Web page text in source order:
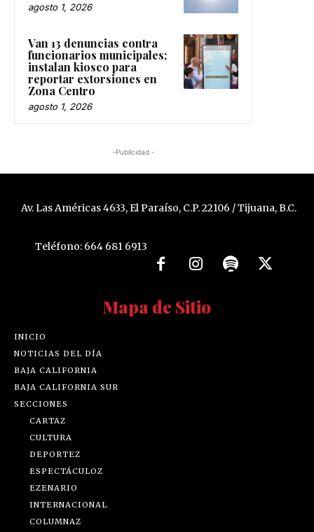
agosto 1, 2026
Van 13 denuncias contra
funcionarios municipales;
instalan kiosco para
reportar extorsiones en
Zona Centro
agosto 1, 2026
-Publicidad -
Av. Las Américas 4633, El Paraíso, C.P. 22106 / Tijuana, B.C.
Teléfono: 664 681 6913
Mapa de Sitio
INICIO
NOTICIAS DEL DÍA
BAJA CALIFORNIA
BAJA CALIFORNIA SUR
SECCIONES
CARTAZ
CULTURA
DEPORTEZ
ESPECTÁCULOZ
EZENARIO
INTERNACIONAL
COLUMNAZ